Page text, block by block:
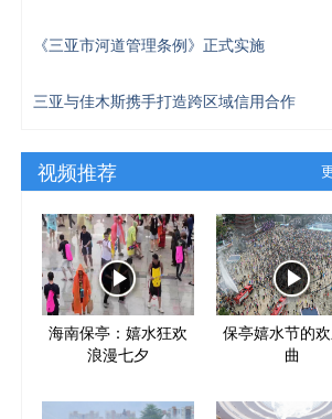
《三亚市河道管理条例》正式实施
三亚与佳木斯携手打造跨区域信用合作
视频推荐
海南保亭：嬉水狂欢
浪漫七夕
保亭嬉水节的
曲